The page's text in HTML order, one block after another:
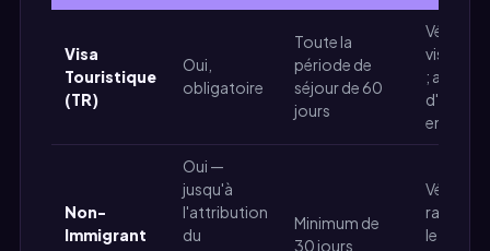
Visa
Touristique
(TR)
Oui,
obligatoire
Toute la
période de
séjour de 60
jours
visuelle
; aucun
d'hôtel
Non-
Immigrant
Oui —
jusqu'à
l'attribution
du
Minimum de
30 jours
Vérifié
rapport
lettre